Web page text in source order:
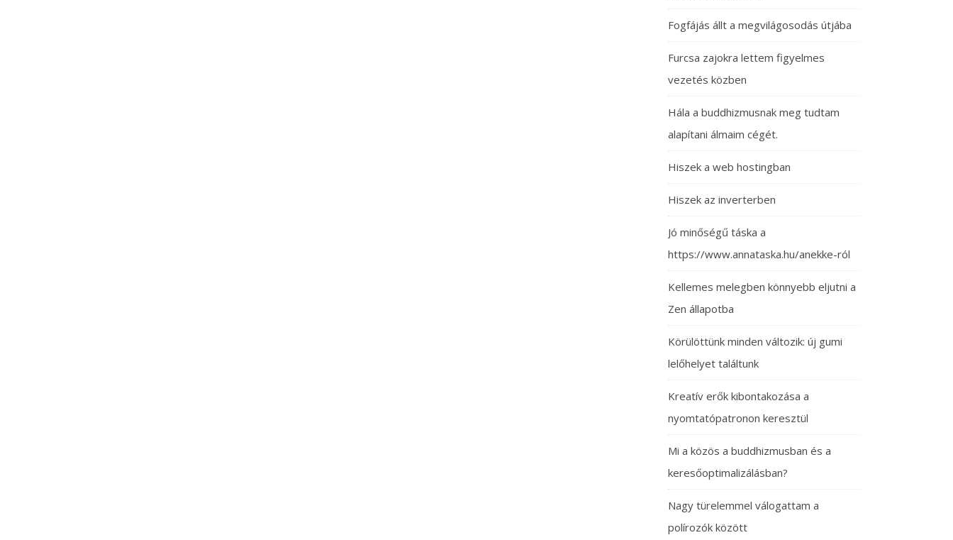
Fogfájás állt a megvilágosodás útjába
Furcsa zajokra lettem figyelmes
vezetés közben
Hála a buddhizmusnak meg tudtam
alapítani álmaim cégét.
Hiszek a web hostingban
Hiszek az inverterben
Jó minőségű táska a
https://www.annataska.hu/anekke-ról
Kellemes melegben könnyebb eljutni a
Zen állapotba
Körülöttünk minden változik: új gumi
lelőhelyet találtunk
Kreatív erők kibontakozása a
nyomtatópatronon keresztül
Mi a közös a buddhizmusban és a
keresőoptimalizálásban?
Nagy türelemmel válogattam a
polírozók között